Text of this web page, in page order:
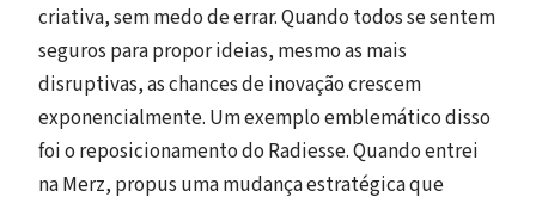
criativa, sem medo de errar. Quando todos se sentem
seguros para propor ideias, mesmo as mais
disruptivas, as chances de inovação crescem
exponencialmente. Um exemplo emblemático disso
foi o reposicionamento do Radiesse. Quando entrei
na Merz, propus uma mudança estratégica que